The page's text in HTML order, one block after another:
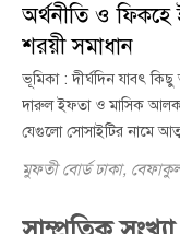
অর্থনীতি ও
শরয়ী সমাধান
ভূমিকা : দীর্ঘদিন যাবৎ কিছু
দারুল ইফতা ও মাসিক
যেগুলো সোসাইটির নামে
মুফতী বোর্ড ঢাকা,